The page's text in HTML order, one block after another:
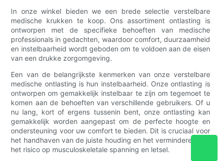
In onze winkel bieden we een brede selectie verstelbare
medische krukken te koop. Ons assortiment ontlasting is
ontworpen met de specifieke behoeften van medische
professionals in gedachten, waardoor comfort, duurzaamheid
en instelbaarheid wordt geboden om te voldoen aan de eisen
van een drukke zorgomgeving.
Een van de belangrijkste kenmerken van onze verstelbare
medische ontlasting is hun instelbaarheid. Onze ontlasting is
ontworpen om gemakkelijk instelbaar te zijn om tegemoet te
komen aan de behoeften van verschillende gebruikers. Of u
nu lang, kort of ergens tussenin bent, onze ontlasting kan
gemakkelijk worden aangepast om de perfecte hoogte en
ondersteuning voor uw comfort te bieden. Dit is cruciaal voor
het handhaven van de juiste houding en het verminderen van
het risico op musculoskeletale spanning en letsel.